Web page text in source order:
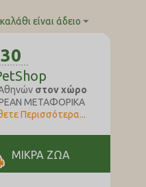
είναι άδειο
Αθηνών στον χώρο
ΜΕΤΑΦΟΡΙΚΑ
Περισσότερα...
ΜΙΚΡΑ ΖΩΑ